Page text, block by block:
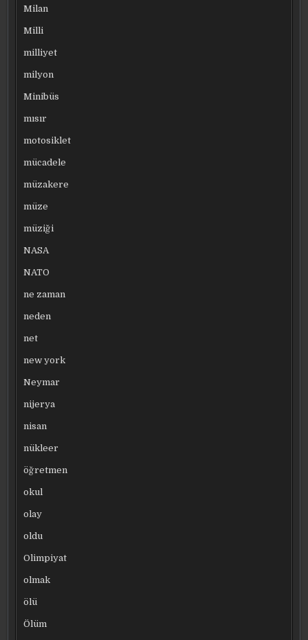
Milan
Milli
milliyet
milyon
Minibüs
mısır
motosiklet
mücadele
müzakere
müze
müziği
NASA
NATO
ne zaman
neden
net
new york
Neymar
nijerya
nisan
nükleer
öğretmen
okul
olay
oldu
Olimpiyat
olmak
ölü
Ölüm